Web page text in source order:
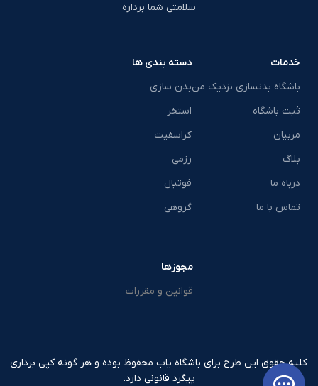
سلامتی شما برداره
خدمات
باشگاه بدنسازی نزدیک من
ثبت باشگاه
مربیان
بلاگ
درباه ما
تماس با ما
دسته بندی ها
بدن سازی
استخر
کراسفیت
رزمی
فوتبال
گروهی
مجوزها
قوانین و مقررات
کلیه حقوق این طرح برای باشگاه یاب محفوظ بوده و هر گونه کپی برداری
پیگرد قانونی دارد.